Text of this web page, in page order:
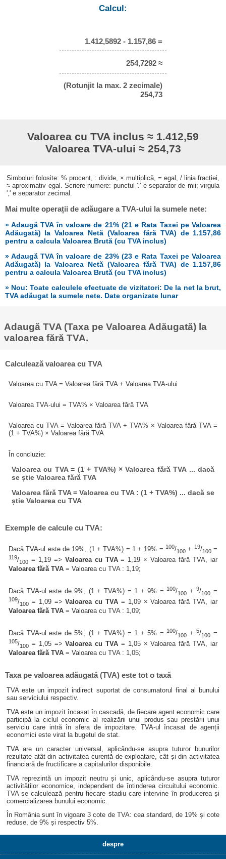
Calcul:
1.412,5892 - 1.157,86 =
254,7292 ≈
(Rotunjit la max. 2 zecimale)
254,73
Valoarea cu TVA inclus ≈ 1.412,59
Valoarea TVA-ului ≈ 254,73
Simboluri folosite: % procent, : divide, × multiplică, = egal, / linia fracției,
≈ aproximativ egal. Scriere numere: punctul '.' e separator de mii; virgula
',' e separator zecimal.
Mai multe operații de adăugare a TVA-ului la sumele nete:
» Adaugă TVA în valoare de 21% (21 e Rata Taxei pe Valoarea
Adăugată) la Valoarea Netă (Valoarea fără TVA) de 1.157,86
pentru a calcula Valoarea Brută (cu TVA inclus)
» Adaugă TVA în valoare de 23% (23 e Rata Taxei pe Valoarea
Adăugată) la Valoarea Netă (Valoarea fără TVA) de 1.157,86
pentru a calcula Valoarea Brută (cu TVA inclus)
» Nou: Toate calculele efectuate de vizitatori: De la net la brut,
TVA adăugat la sumele nete. Date organizate lunar
Adaugă TVA (Taxa pe Valoarea Adăugată) la
valoarea fără TVA.
Calculează valoarea cu TVA
Valoarea cu TVA = Valoarea fără TVA + Valoarea TVA-ului
Valoarea TVA-ului = TVA% × Valoarea fără TVA
Valoarea cu TVA = Valoarea fără TVA + TVA% × Valoarea fără TVA =
(1 + TVA%) × Valoarea fără TVA
În concluzie:
Valoarea cu TVA = (1 + TVA%) × Valoarea fără TVA ... dacă
se știe Valoarea fără TVA
Valoarea fără TVA = Valoarea cu TVA : (1 + TVA%) ... dacă se
știe Valoarea cu TVA
Exemple de calcule cu TVA:
Dacă TVA-ul este de 19%, (1 + TVA%) = 1 + 19% = 100/100+ 19/100=
119/100 = 1,19 => Valoarea cu TVA= 1,19 × Valoarea fără TVA, iar
Valoarea fără TVA = Valoarea cu TVA : 1,19;
Dacă TVA-ul este de 9%, (1 + TVA%) = 1 + 9% =100/100 +9/100 =
109/100 = 1,09 =>Valoarea cu TVA = 1,09 × Valoarea fără TVA, iar
Valoarea fără TVA = Valoarea cu TVA : 1,09;
Dacă TVA-ul este de 5%, (1 + TVA%) = 1 + 5% =100/100 +5/100 =
105/100 = 1,05 =>Valoarea cu TVA = 1,05 × Valoarea fără TVA, iar
Valoarea fără TVA = Valoarea cu TVA : 1,05;
Taxa pe valoarea adăugată (TVA) este tot o taxă
TVA este un impozit indirect suportat de consumatorul final al bunului
sau serviciului respectiv.
TVA este un impozit încasat în cascadă, de fiecare agent economic care
participă la ciclul economic al realizării unui produs sau prestării unui
serviciu care intră în sfera de impozitare. TVA-ul încasat de agenții
economici este virat la bugetul de stat.
TVA are un caracter universal, aplicându-se asupra tuturor bunurilor
rezultate atât din activitatea curentă de exploatare, cât și din activitatea
financiară de fructificare a capitalurilor disponibile.
TVA reprezintă un impozit neutru și unic, aplicându-se asupra tuturor
activităților economice, independent de întinderea circuitului economic.
TVA se calculează pentru fiecare stadiu care intervine în producerea și
comercializarea bunului economic.
În România sunt în vigoare 3 cote de TVA: cea standard, de 19% și cote
reduse, de 9% și respectiv 5%.
despre